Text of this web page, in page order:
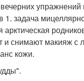
упражнений
1. задача
снимают макияж с
кожи.